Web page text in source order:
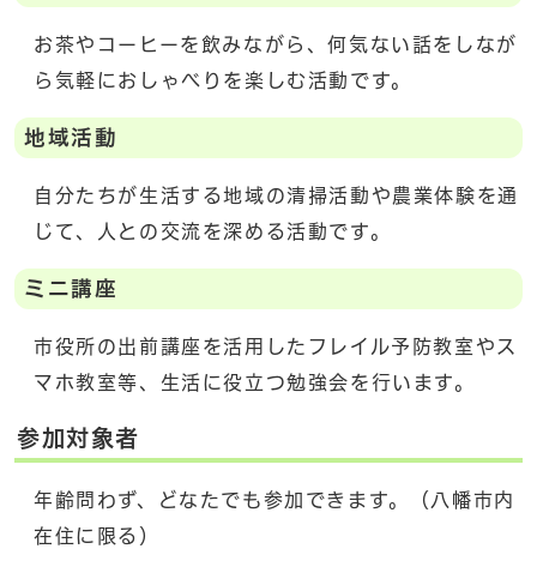
お茶やコーヒーを飲みながら、何気ない話をしなが
ら気軽におしゃべりを楽しむ活動です。
地域活動
自分たちが生活する地域の清掃活動や農業体験を通
じて、人との交流を深める活動です。
ミニ講座
市役所の出前講座を活用したフレイル予防教室やス
マホ教室等、生活に役立つ勉強会を行います。
参加対象者
年齢問わず、どなたでも参加できます。（八幡市内
在住に限る）